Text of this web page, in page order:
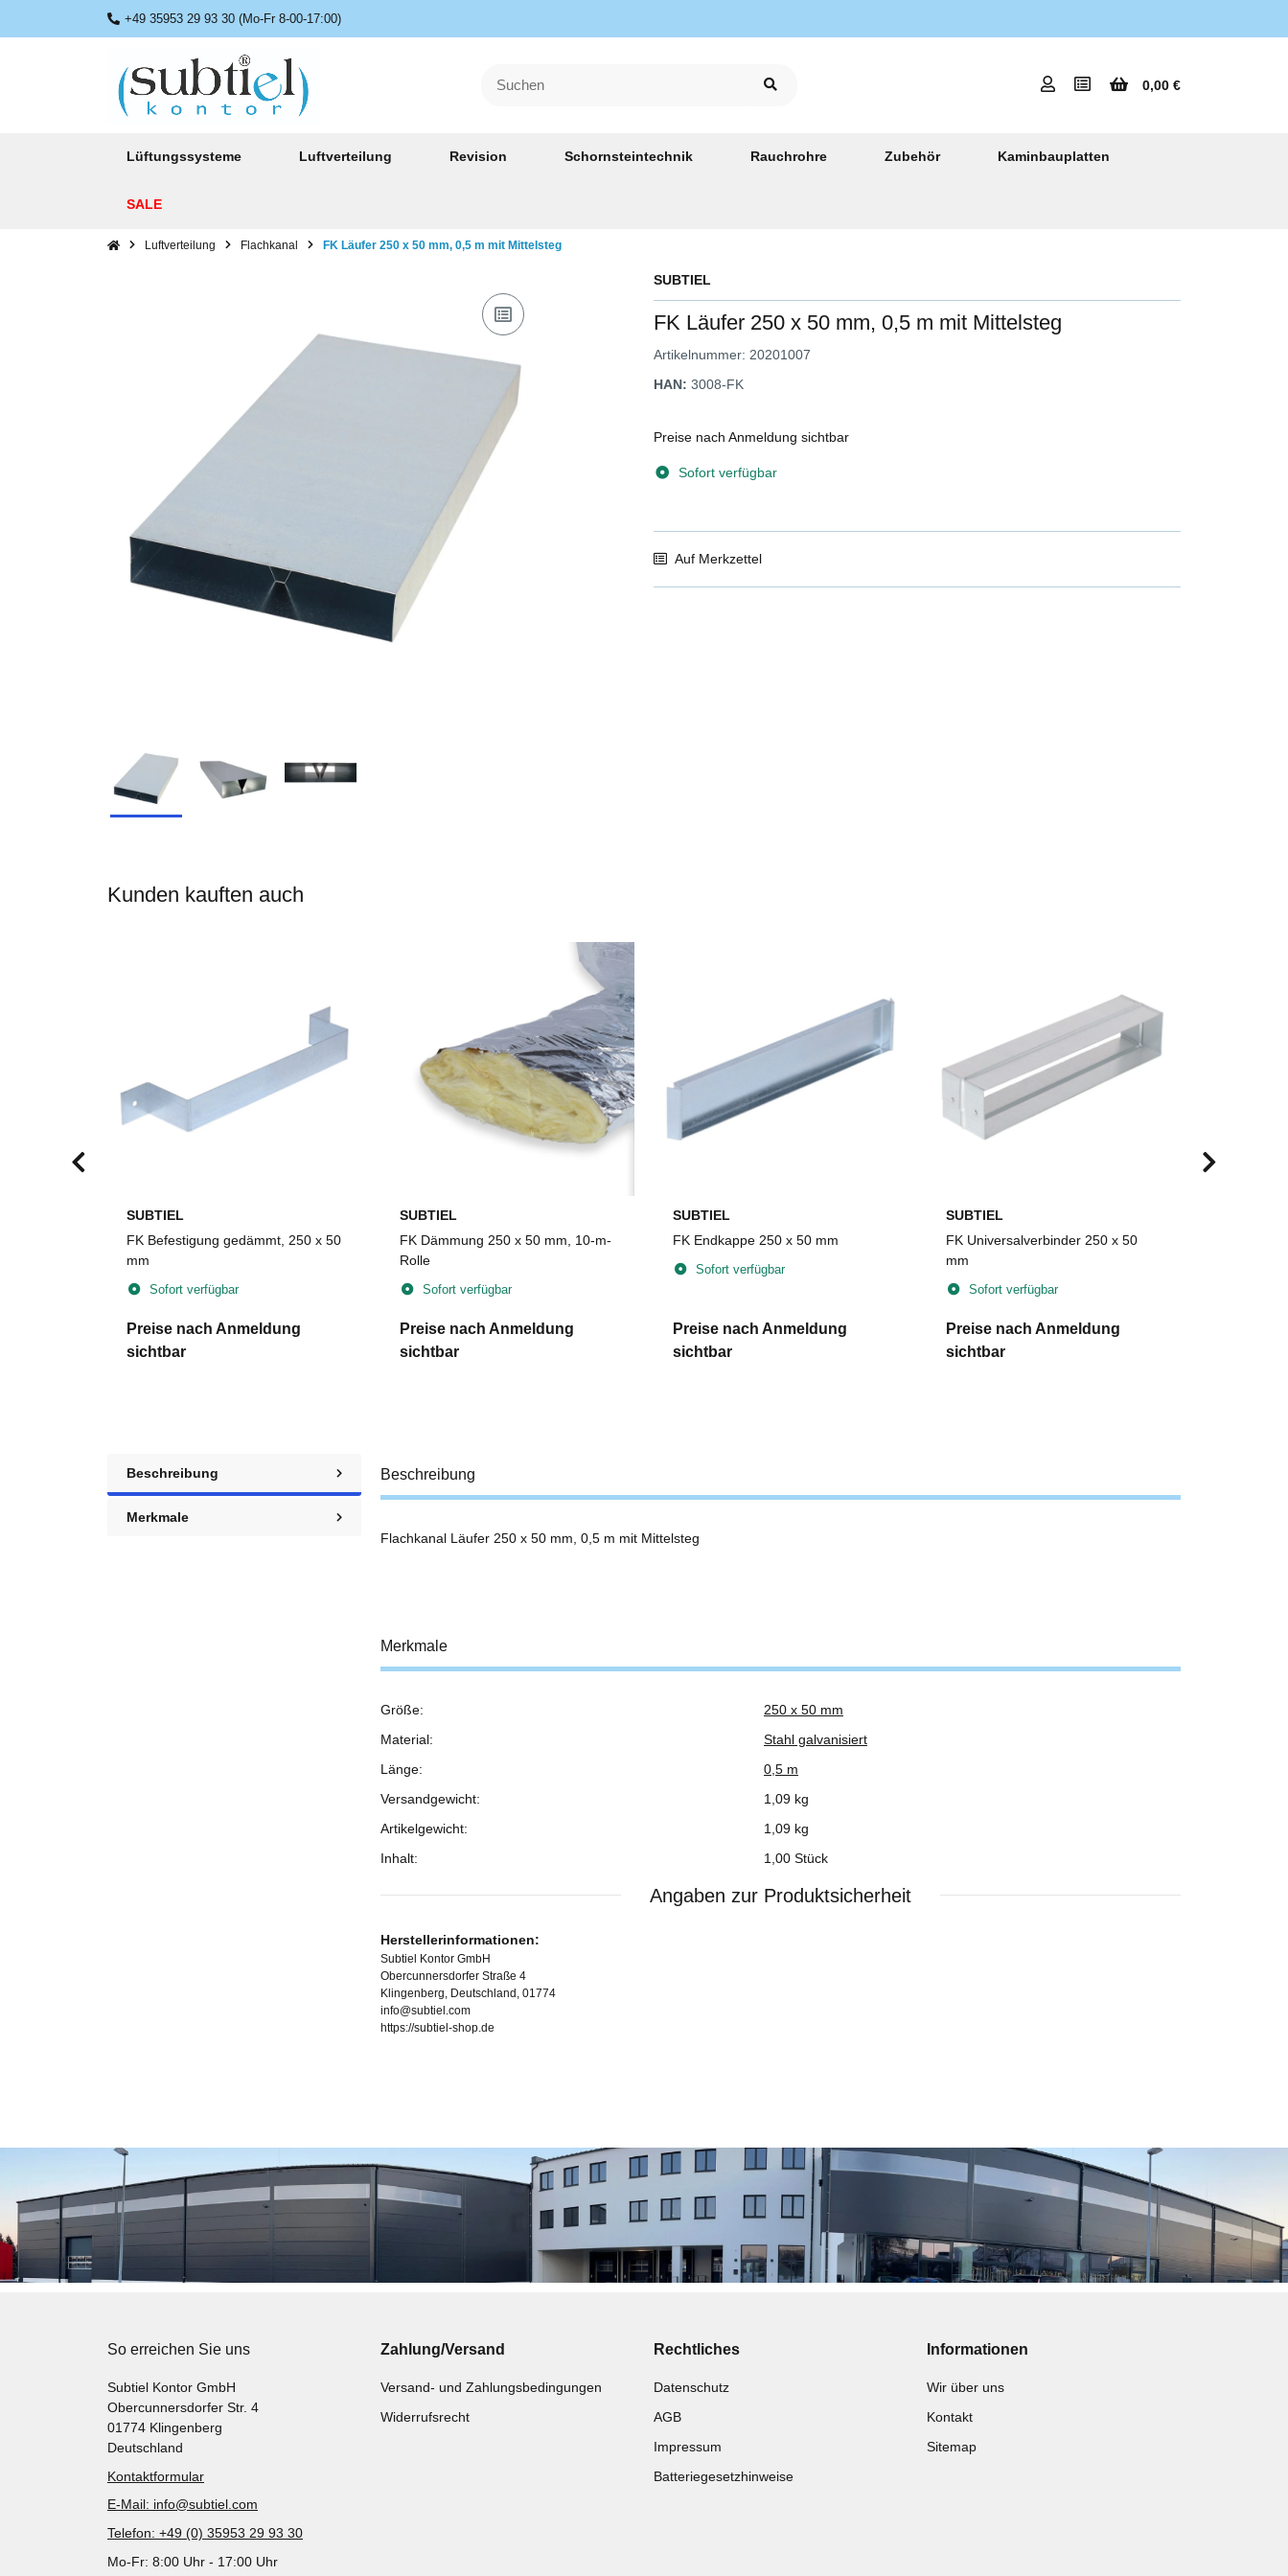
+49 35953 29 93 30 (Mo-Fr 8-00-17:00)
0,00 €
Lüftungssysteme Luftverteilung Revision Schornsteintechnik Rauchrohre Zubehör Kaminbauplatten
SALE
Luftverteilung Flachkanal FK Läufer 250 x 50 mm, 0,5 m mit Mittelsteg
SUBTIEL
FK Läufer 250 x 50 mm, 0,5 m mit Mittelsteg
Artikelnummer: 20201007
HAN: 3008-FK
Preise nach Anmeldung sichtbar
Sofort verfügbar
Auf Merkzettel
Kunden kauften auch
SUBTIEL
FK Befestigung gedämmt, 250 x 50
mm
Sofort verfügbar
Preise nach Anmeldung
sichtbar
SUBTIEL
FK Dämmung 250 x 50 mm, 10-m-
Rolle
Sofort verfügbar
Preise nach Anmeldung
sichtbar
SUBTIEL
FK Endkappe 250 x 50 mm
Sofort verfügbar
Preise nach Anmeldung
sichtbar
SUBTIEL
FK Universalverbinder 250 x 50
mm
Sofort verfügbar
Preise nach Anmeldung
sichtbar
Beschreibung
Merkmale
Beschreibung
Flachkanal Läufer 250 x 50 mm, 0,5 m mit Mittelsteg
Merkmale
Produkteigenschaft
Wert
Größe:
250 x 50 mm
Material:
Stahl galvanisiert
Länge:
0,5 m
Versandgewicht:
1,09 kg
Artikelgewicht:
1,09 kg
Inhalt:
1,00 Stück
Angaben zur Produktsicherheit
Herstellerinformationen:
Subtiel Kontor GmbH
Obercunnersdorfer Straße 4
Klingenberg, Deutschland, 01774
info@subtiel.com
https://subtiel-shop.de
So erreichen Sie uns
Subtiel Kontor GmbH
Obercunnersdorfer Str. 4
01774 Klingenberg
Deutschland
Kontaktformular
E-Mail: info@subtiel.com
Telefon: +49 (0) 35953 29 93 30
Mo-Fr: 8:00 Uhr - 17:00 Uhr
Zahlung/Versand
Versand- und Zahlungsbedingungen
Widerrufsrecht
Rechtliches
Datenschutz
AGB
Impressum
Batteriegesetzhinweise
Informationen
Wir über uns
Kontakt
Sitemap